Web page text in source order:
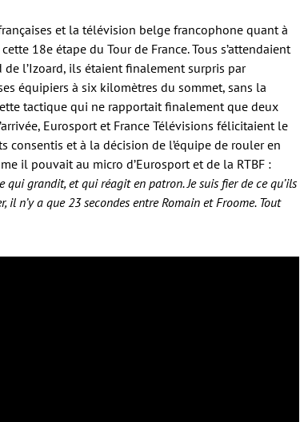
et la télévision belge francophone quant à
18e étape du Tour de France. Tous s’attendaient
l’Izoard, ils étaient finalement surpris par
équipiers à six kilomètres du sommet, sans la
tactique qui ne rapportait finalement que deux
Eurosport et France Télévisions félicitaient le
et à la décision de l’équipe de rouler en
il pouvait au micro d’Eurosport et de la RTBF :
grandit, et qui réagit en patron. Je suis fier de ce qu’ils
n’y a que 23 secondes entre Romain et Froome. Tout